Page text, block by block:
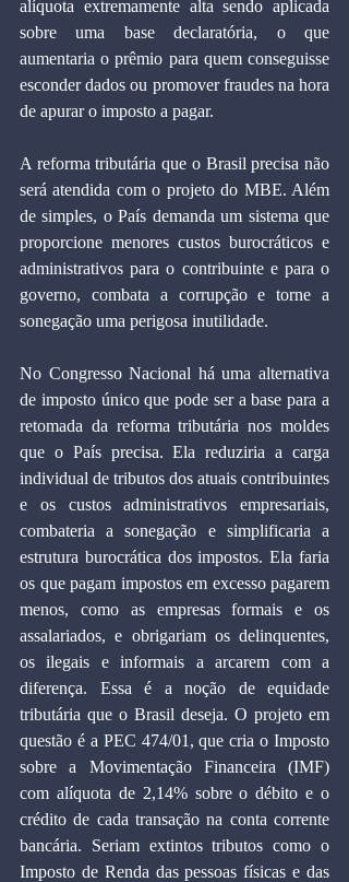
alíquota extremamente alta sendo aplicada
sobre uma base declaratória, o que
aumentaria o prêmio para quem conseguisse
esconder dados ou promover fraudes na hora
de apurar o imposto a pagar.
A reforma tributária que o Brasil precisa não
será atendida com o projeto do MBE. Além
de simples, o País demanda um sistema que
proporcione menores custos burocráticos e
administrativos para o contribuinte e para o
governo, combata a corrupção e torne a
sonegação uma perigosa inutilidade.
No Congresso Nacional há uma alternativa
de imposto único que pode ser a base para a
retomada da reforma tributária nos moldes
que o País precisa. Ela reduziria a carga
individual de tributos dos atuais contribuintes
e os custos administrativos empresariais,
combateria a sonegação e simplificaria a
estrutura burocrática dos impostos. Ela faria
os que pagam impostos em excesso pagarem
menos, como as empresas formais e os
assalariados, e obrigariam os delinquentes,
os ilegais e informais a arcarem com a
diferença. Essa é a noção de equidade
tributária que o Brasil deseja. O projeto em
questão é a PEC 474/01, que cria o Imposto
sobre a Movimentação Financeira (IMF)
com alíquota de 2,14% sobre o débito e o
crédito de cada transação na conta corrente
bancária. Seriam extintos tributos como o
Imposto de Renda das pessoas físicas e das